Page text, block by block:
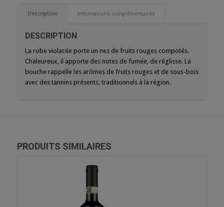
Description Informations complémentaires
DESCRIPTION
La robe violacée porte un nez de fruits rouges compotés.
Chaleureux, il apporte des notes de fumée, de réglisse. La
bouche rappelle les arômes de fruits rouges et de sous-bois
avec des tannins présents, traditionnels à la région.
PRODUITS SIMILAIRES